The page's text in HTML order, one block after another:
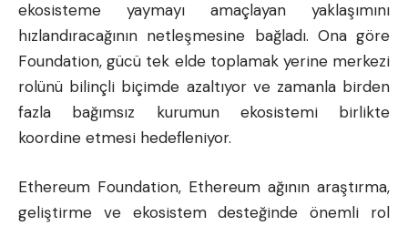
ekosisteme yaymayı amaçlayan yaklaşımını
hızlandıracağının netleşmesine bağladı. Ona göre
Foundation, gücü tek elde toplamak yerine merkezi
rolünü bilinçli biçimde azaltıyor ve zamanla birden
fazla bağımsız kurumun ekosistemi birlikte
koordine etmesi hedefleniyor.
Ethereum Foundation, Ethereum ağının araştırma,
geliştirme ve ekosistem desteğinde önemli rol